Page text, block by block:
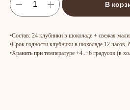
В
•Состав: 24 клубники в шоколаде + свежая
•Срок годности клубники в шоколаде 12 часов,
•Хранить при температуре +4..+6 градусов (в